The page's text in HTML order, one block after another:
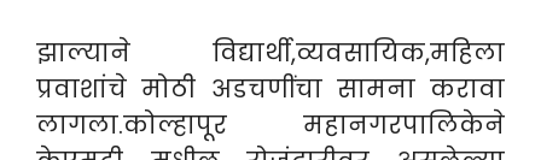
झाल्याने विद्यार्थी,व्यवसायिक,महिला
प्रवाशांचे मोठी अडचणींचा सामना करावा
लागला.कोल्हापूर महानगरपालिकेने